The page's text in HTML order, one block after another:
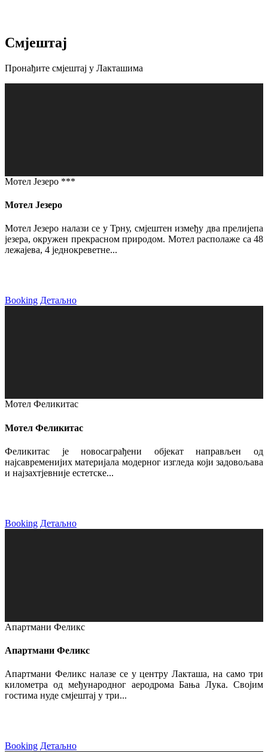
Смјештај
Пронађите смјештај у Лакташима
Мотел Језеро ***
Мотел Језеро
Мотел Језеро налази се у Трну, смјештен између два прелијепа
језера, окружен прекрасном природом. Мотел располаже са 48
лежајева, 4 једнокреветне...
Booking Детаљно
Мотел Феликитас
Мотел Феликитас
Феликитас је новосаграђени објекат направљен од
најсавременијих материјала модерног изгледа који задовољава
и најзахтјевније естетске...
Booking Детаљно
Апартмани Феликс
Апартмани Феликс
Апартмани Феликс налазе се у центру Лакташа, на само три
километра од међународног аеродрома Бања Лука. Својим
гостима нуде смјештај у три...
Booking Детаљно